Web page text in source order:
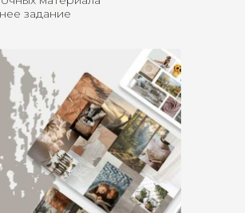
задание